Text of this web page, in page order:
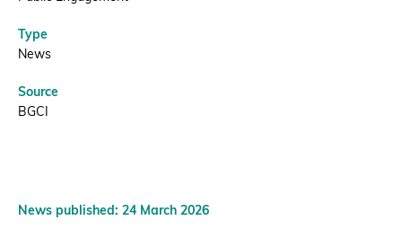
Type
News
Source
BGCI
News published: 24 March 2026